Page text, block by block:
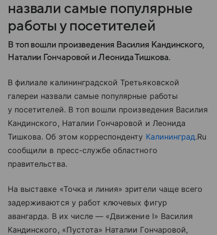
назвали самые популярные
работы у посетителей
В топ вошли произведения Василия Кандинского,
Наталии Гончаровой и Леонида Тишкова.
В филиале калининградской Третьяковской
галереи назвали самые популярные работы
у посетителей. В топ вошли произведения Василия
Кандинского, Наталии Гончаровой и Леонида
Тишкова. Об этом корреспонденту Калининград.Ru
сообщили в пресс-службе областного
правительства.
На выставке «Точка и линия» зрители чаще всего
задерживаются у работ ключевых фигур
авангарда. В их числе — «Движение I» Василия
Кандинского, «Пустота» Наталии Гончаровой,